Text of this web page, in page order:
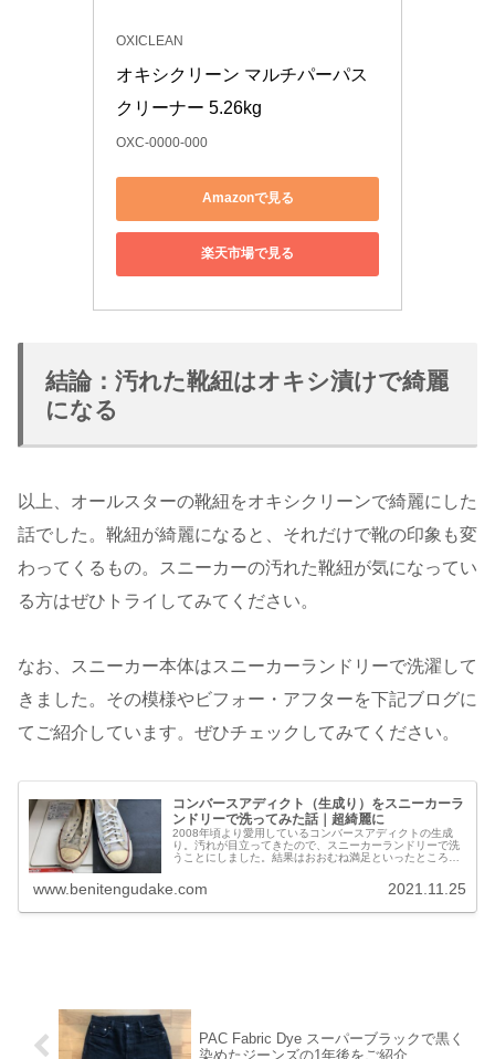
OXICLEAN
オキシクリーン マルチパーパス
クリーナー 5.26kg
OXC-0000-000
Amazonで見る
楽天市場で見る
結論：汚れた靴紐はオキシ漬けで綺麗
になる
以上、オールスターの靴紐をオキシクリーンで綺麗にした
話でした。靴紐が綺麗になると、それだけで靴の印象も変
わってくるもの。スニーカーの汚れた靴紐が気になってい
る方はぜひトライしてみてください。
なお、スニーカー本体はスニーカーランドリーで洗濯して
きました。その模様やビフォー・アフターを下記ブログに
てご紹介しています。ぜひチェックしてみてください。
コンバースアディクト（生成り）をスニーカーラ
ンドリーで洗ってみた話｜超綺麗に
2008年頃より愛用しているコンバースアディクトの生成
り。汚れが目立ってきたので、スニーカーランドリーで洗
うことにしました。結果はおおむね満足といったところ。
www.benitengudake.com 2021.11.25
PAC Fabric Dye スーパーブラックで黒く
染めたジーンズの1年後をご紹介